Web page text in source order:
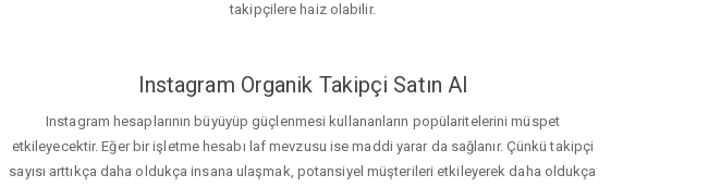
takipçilere haiz olabilir.
Instagram Organik Takipçi Satın Al
Instagram hesaplarının büyüyüp güçlenmesi kullananların popülaritelerini müspet
etkileyecektir. Eğer bir işletme hesabı laf mevzusu ise maddi yarar da sağlanır. Çünkü takipçi
sayısı arttıkça daha oldukça insana ulaşmak, potansiyel müşterileri etkileyerek daha oldukça